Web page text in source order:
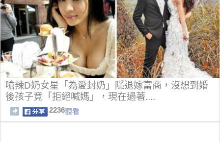
嗆辣D奶女星「為愛封奶」隱退嫁富商，沒想到婚
後孩子竟「拒絕喊媽」，現在過著....
2236觀看